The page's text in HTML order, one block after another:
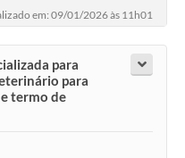
em: 09/01/2026 às 11h01
para
para
termo de